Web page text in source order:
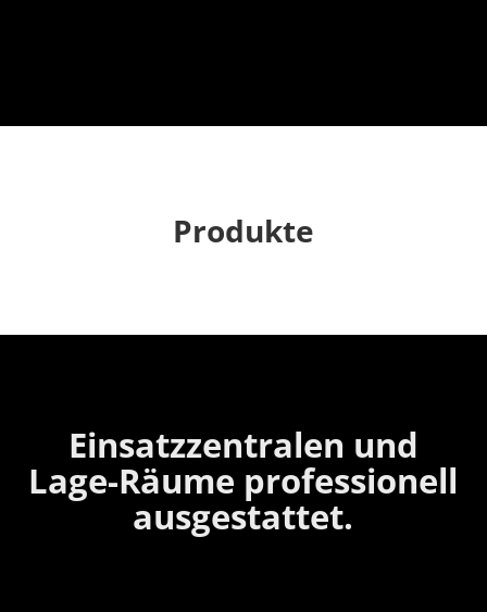
Produkte
Einsatzzentralen und
Lage-Räume professionell
ausgestattet.